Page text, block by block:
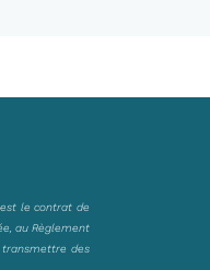
le contrat de
au Règlement
transmettre des